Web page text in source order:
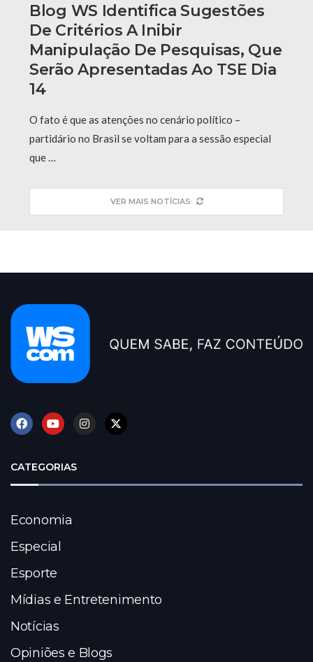
Blog WS Identifica Sugestões
De Critérios A Inibir
Manipulação De Pesquisas, Que
Serão Apresentadas Ao TSE Dia
14
O fato é que as atenções no cenário político –
partidário no Brasil se voltam para a sessão especial
que …
VER MAIS NOTÍCIAS
CATEGORIAS
Economia
Especial
Esporte
Mídias e Entretenimento
Notícias
Opiniões e Blogs